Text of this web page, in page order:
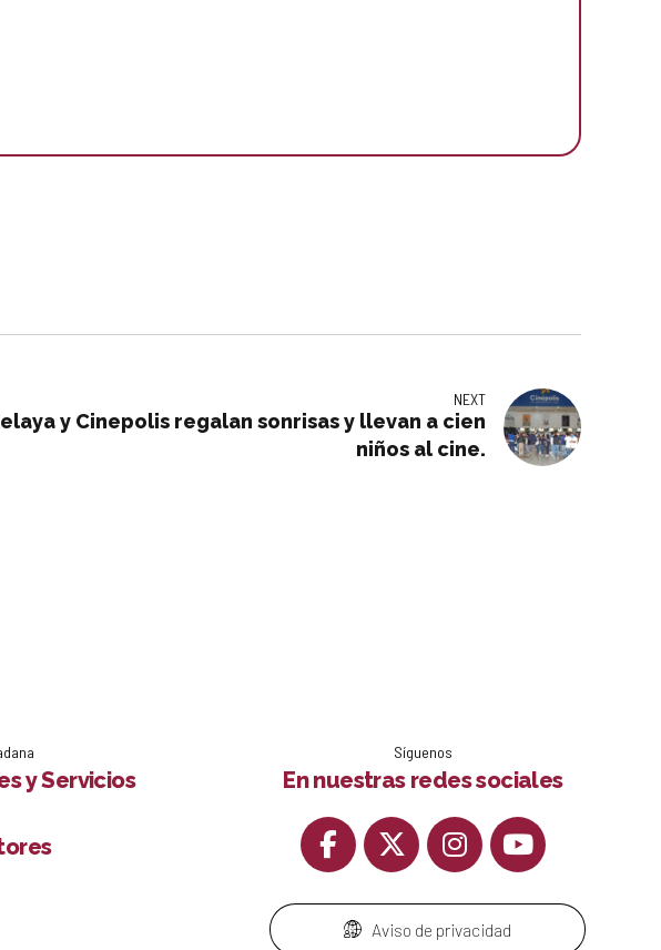
NEXT
y Cinepolis regalan sonrisas y llevan a cien
niños al cine.
y Servicios
Síguenos
En nuestras redes sociales
Aviso de privacidad